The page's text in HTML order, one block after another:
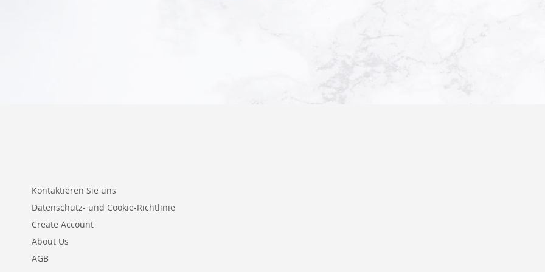
Kontaktieren Sie uns
Datenschutz- und Cookie-Richtlinie
Create Account
About Us
AGB